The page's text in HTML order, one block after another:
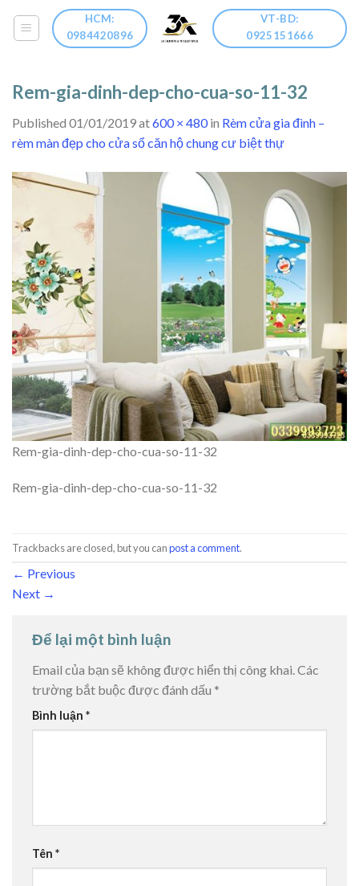
HCM:
0984420896
VT-BD:
0925151666
Rem-gia-dinh-dep-cho-cua-so-11-32
Published 01/01/2019at600 × 480in Rèm cửa gia đình –
rèm màn đẹp cho cửa sổ căn hộ chung cư biệt thự
Rem-gia-dinh-dep-cho-cua-so-11-32
Rem-gia-dinh-dep-cho-cua-so-11-32
Trackbacks are closed, but you canpost a comment.
← Previous
Next →
Để lại một bình luận
Email của bạn sẽ không được hiển thị công khai.Các
trường bắt buộc được đánh dấu *
Bình luận *
Tên *